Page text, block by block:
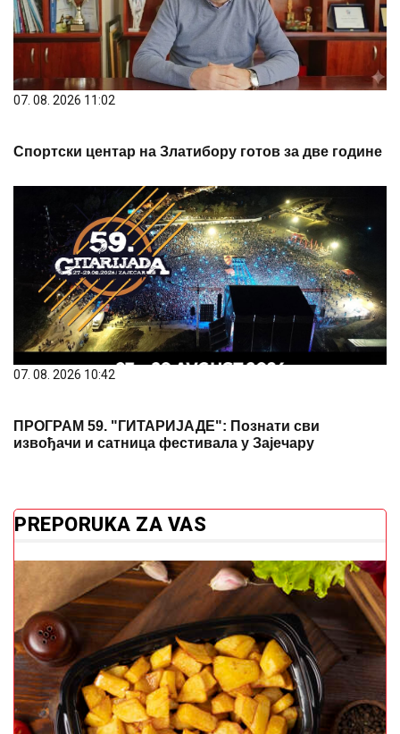
07. 08. 2026 11:02
Спортски центар на Златибору готов за две године
07. 08. 2026 10:42
ПРОГРАМ 59. "ГИТАРИЈАДЕ": Познати сви
Bez raspadanja i previše ulja: Dodajte samo 2 kašike
ovog sastojka i krompir će biti savršeno hrskav